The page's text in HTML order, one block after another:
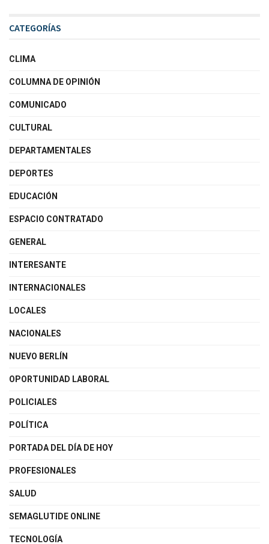
CATEGORÍAS
CLIMA
COLUMNA DE OPINIÓN
COMUNICADO
CULTURAL
DEPARTAMENTALES
DEPORTES
EDUCACIÓN
ESPACIO CONTRATADO
GENERAL
INTERESANTE
INTERNACIONALES
LOCALES
NACIONALES
NUEVO BERLÍN
OPORTUNIDAD LABORAL
POLICIALES
POLÍTICA
PORTADA DEL DÍA DE HOY
PROFESIONALES
SALUD
SEMAGLUTIDE ONLINE
TECNOLOGÍA